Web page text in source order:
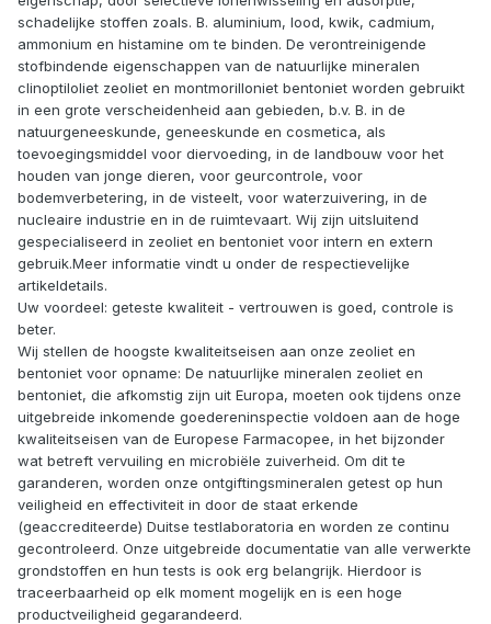
schadelijke stoffen zoals. B. aluminium, lood, kwik, cadmium,
ammonium en histamine om te binden. De verontreinigende
stofbindende eigenschappen van de natuurlijke mineralen
clinoptiloliet zeoliet en montmorilloniet bentoniet worden gebruikt
in een grote verscheidenheid aan gebieden, b.v. B. in de
natuurgeneeskunde, geneeskunde en cosmetica, als
toevoegingsmiddel voor diervoeding, in de landbouw voor het
houden van jonge dieren, voor geurcontrole, voor
bodemverbetering, in de visteelt, voor waterzuivering, in de
nucleaire industrie en in de ruimtevaart. Wij zijn uitsluitend
gespecialiseerd in zeoliet en bentoniet voor intern en extern
gebruik.Meer informatie vindt u onder de respectievelijke
artikeldetails.
Uw voordeel: geteste kwaliteit - vertrouwen is goed, controle is
beter.
Wij stellen de hoogste kwaliteitseisen aan onze zeoliet en
bentoniet voor opname: De natuurlijke mineralen zeoliet en
bentoniet, die afkomstig zijn uit Europa, moeten ook tijdens onze
uitgebreide inkomende goedereninspectie voldoen aan de hoge
kwaliteitseisen van de Europese Farmacopee, in het bijzonder
wat betreft vervuiling en microbiële zuiverheid. Om dit te
garanderen, worden onze ontgiftingsmineralen getest op hun
veiligheid en effectiviteit in door de staat erkende
(geaccrediteerde) Duitse testlaboratoria en worden ze continu
gecontroleerd. Onze uitgebreide documentatie van alle verwerkte
grondstoffen en hun tests is ook erg belangrijk. Hierdoor is
traceerbaarheid op elk moment mogelijk en is een hoge
productveiligheid gegarandeerd.